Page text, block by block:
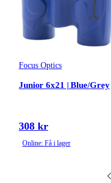
Focus Optics
Junior 6x21 | Blue/Grey
308 kr
Online: Få i lager